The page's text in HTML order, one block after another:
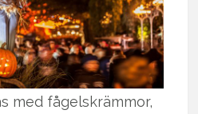
med fågelskrämmor,